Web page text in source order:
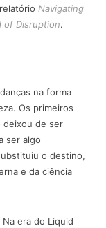
Navigating
of Disruption.
na forma
Os primeiros
deixou de ser
ser algo
o destino,
e da ciência
era do Liquid